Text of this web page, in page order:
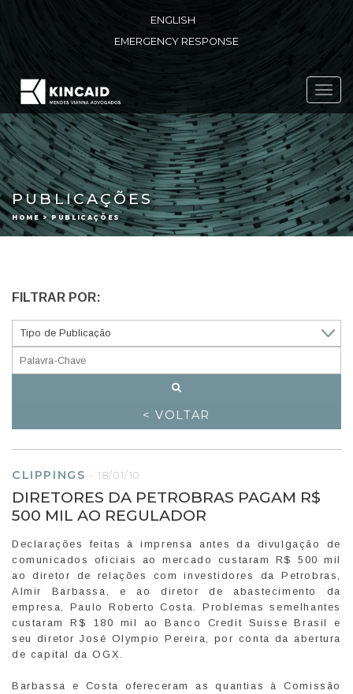
ENGLISH
EMERGENCY RESPONSE
PUBLICAÇÕES
HOME > PUBLICAÇÕES
FILTRAR POR:
< VOLTAR
CLIPPINGS -18/01/10
DIRETORES DA PETROBRAS PAGAM R$
500 MIL AO REGULADOR
Declarações feitas à imprensa antes da divulgação de
comunicados oficiais ao mercado custaram R$ 500 mil
ao diretor de relações com investidores da Petrobras,
Almir Barbassa, e ao diretor de abastecimento da
empresa, Paulo Roberto Costa. Problemas semelhantes
custaram R$ 180 mil ao Banco Credit Suisse Brasil e
seu diretor José Olympio Pereira, por conta da abertura
de capital da OGX.
Barbassa e Costa ofereceram as quantias à Comissão